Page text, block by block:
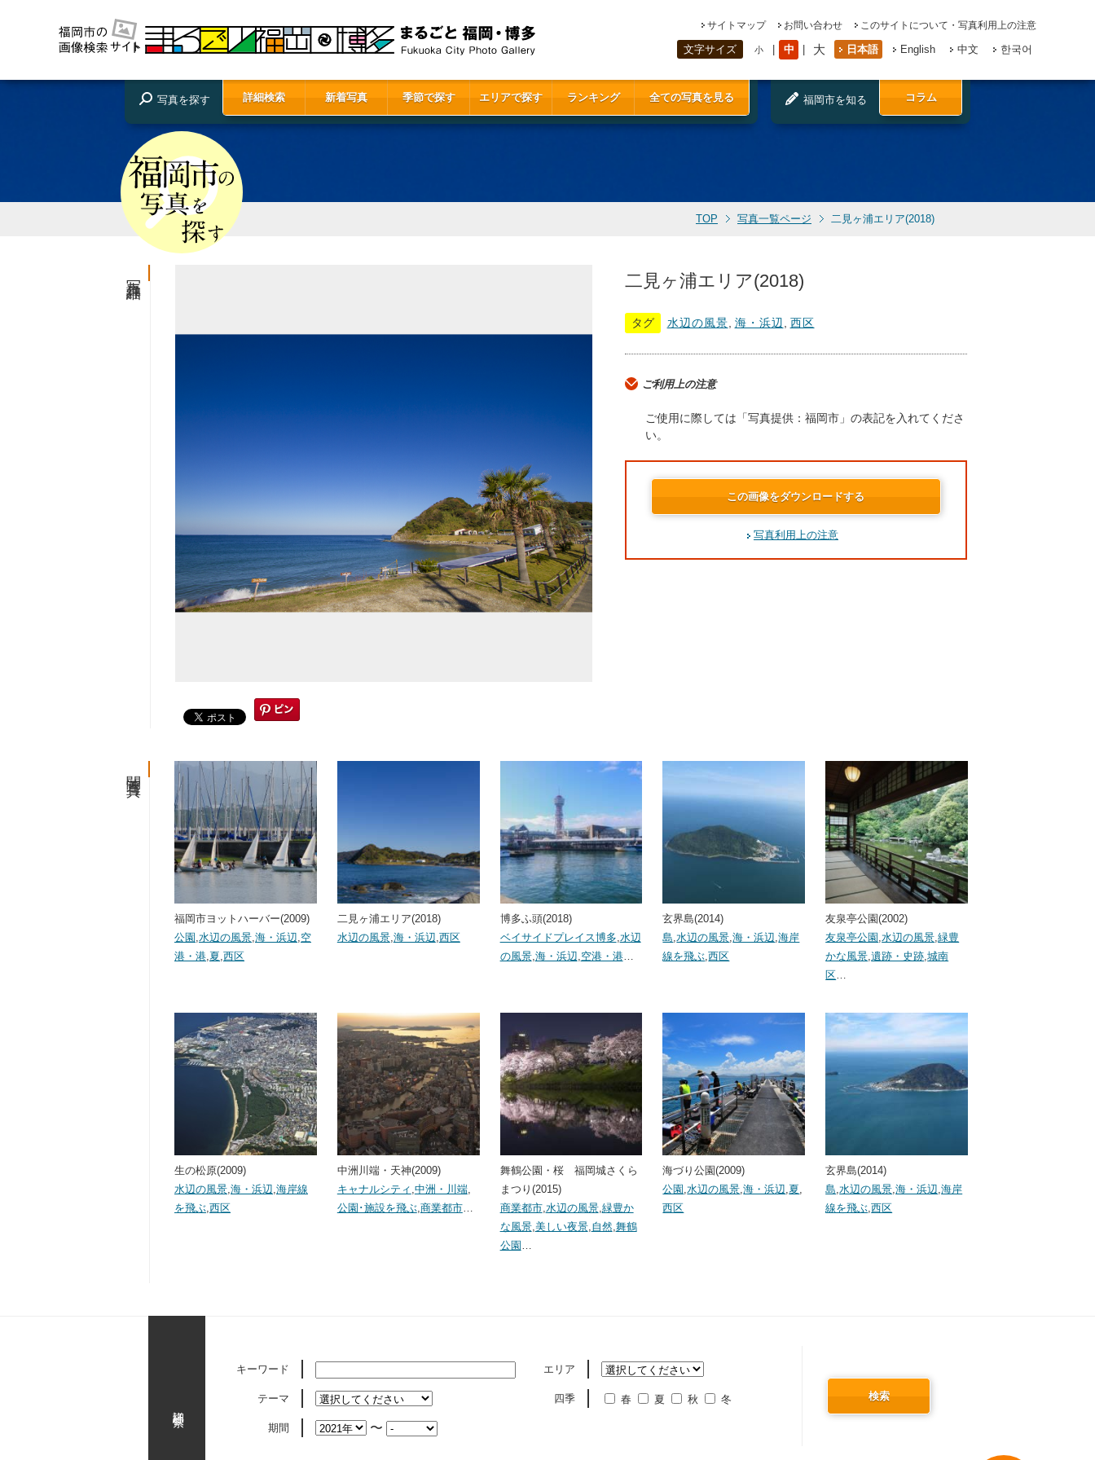
サイトマップ お問い合わせ このサイトについて・写真利用上の注意
文字サイズ 小 中 大 日本語 English 中文 한국어
写真を探す 詳細検索 新着写真 季節で探す エリアで探す ランキング 全ての写真を見る 福岡市を知る コラム
TOP 写真一覧ページ 二見ヶ浦エリア(2018)
二見ヶ浦エリア(2018)
タグ 水辺の風景 海・浜辺 西区
ご利用上の注意
ご使用に際しては「写真提供：福岡市」の表記を入れてくださ
い。
この画像をダウンロードする
写真利用上の注意
福岡市ヨットハーバー(2009)
公園 水辺の風景 海・浜辺 空
港・港 夏 西区
二見ヶ浦エリア(2018)
水辺の風景, 海・浜辺 西区
博多ふ頭(2018)
ベイサイドプレイス博多 水辺
の風景, 海・浜辺 空港・港…
玄界島(2014)
島 ,水辺の風景 ,海・浜辺 ,海岸
線を飛ぶ ,西区
友泉亭公園(2002)
友泉亭公園 ,水辺の風景 ,緑豊
かな風景 ,遺跡・史跡 ,城南
区
生の松原(2009)
水辺の風景 海・浜辺 海岸線
を飛ぶ 西区
中洲川端・天神(2009)
キャナルシティ 中洲・川端,
公園･施設を飛ぶ, 商業都市…
舞鶴公園・桜 福岡城さくら
まつり(2015)
商業都市, 水辺の風景, 緑豊か
な風景, 美しい夜景, 自然, 舞鶴
公園
海づり公園(2009)
公園 ,水辺の風景 ,海・浜辺 夏
西区
玄界島(2014)
島 ,水辺の風景 ,海・浜辺 ,海岸
線を飛ぶ ,西区
キーワード エリア
テーマ 四季 春 夏 秋 冬
期間 〜
検索